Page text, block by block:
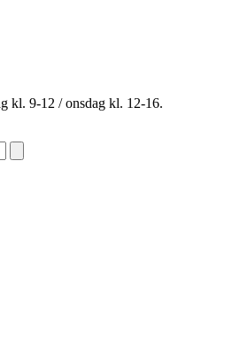
kl. 9-12 / onsdag kl. 12-16.